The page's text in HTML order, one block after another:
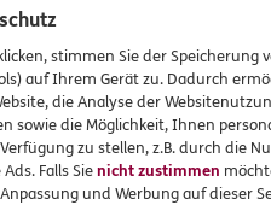
TEAM
ERGO Pro Ismail
stimmen Sie der Speicherung
auf Ihrem Gerät zu. Dadurch
die Analyse der
sowie die Möglichkeit, Ihnen
zu stellen, z.B. durch die
Ads. Falls Sienicht zustimmen
und Werbung auf dieser